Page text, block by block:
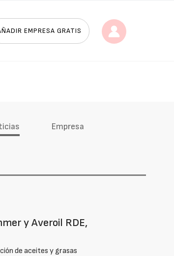
EMPRESA GRATIS
Empresa
y Averoil RDE,
de aceites y grasas